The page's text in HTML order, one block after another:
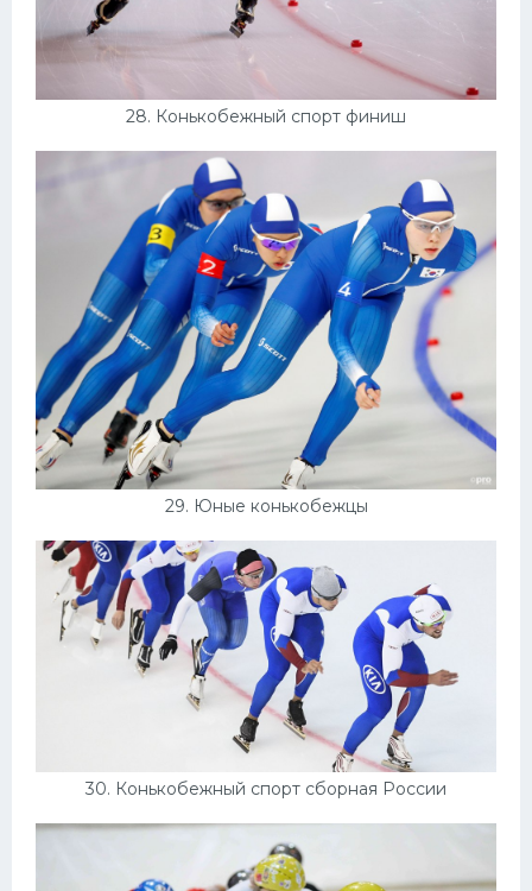
28. Конькобежный спорт финиш
29. Юные конькобежцы
30. Конькобежный спорт сборная России